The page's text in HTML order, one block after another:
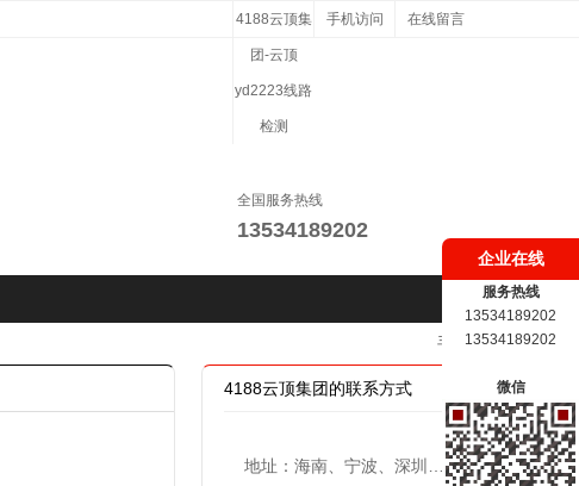
4188云顶集
团-云顶
yd2223线路
检测
手机访问 在线留言
全国服务热线
13534189202
手机版
4188云顶集团的联系方式
企业在线
服务热线
13534189202
13534189202
微信